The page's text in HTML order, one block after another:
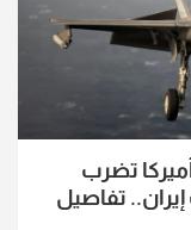
تضرب
تفاصيل